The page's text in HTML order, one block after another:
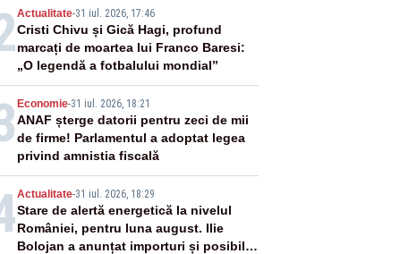
Actualitate-31 iul. 2026, 17:46
Cristi Chivu și Gică Hagi, profund
marcați de moartea lui Franco Baresi:
„O legendă a fotbalului mondial”
Economie-31 iul. 2026, 18:21
ANAF șterge datorii pentru zeci de mii
de firme! Parlamentul a adoptat legea
privind amnistia fiscală
Actualitate-31 iul. 2026, 18:29
Stare de alertă energetică la nivelul
României, pentru luna august. Ilie
Bolojan a anunțat importuri și posibile